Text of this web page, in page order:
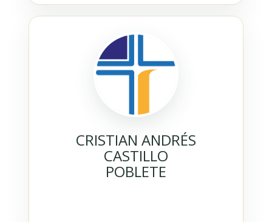
CRISTIAN ANDRÉS
CASTILLO
POBLETE